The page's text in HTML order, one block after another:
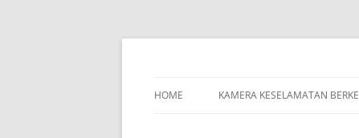
Skip
HOME KAMERA KESELAMATAN